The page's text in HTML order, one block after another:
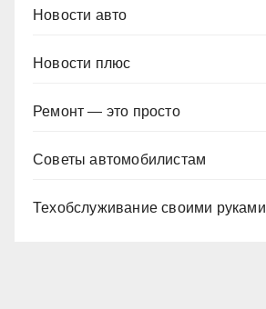
Новости авто
Новости плюс
Ремонт — это просто
Советы автомобилистам
Техобслуживание своими руками